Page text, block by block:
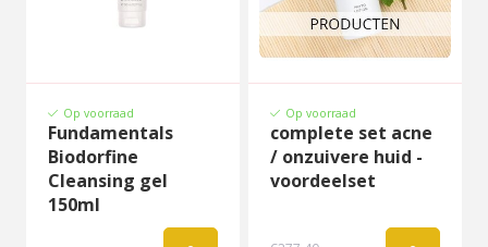
Op voorraad
Fundamentals
Biodorfine
Cleansing gel
150ml
Op voorraad
complete set acne
/ onzuivere huid -
voordeelset